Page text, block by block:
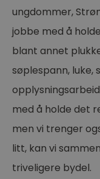
ungdommer,
jobbe med å
blant annet
søplespann, luke,
med å holde det
men vi trenger
litt, kan vi
triveligere bydel.